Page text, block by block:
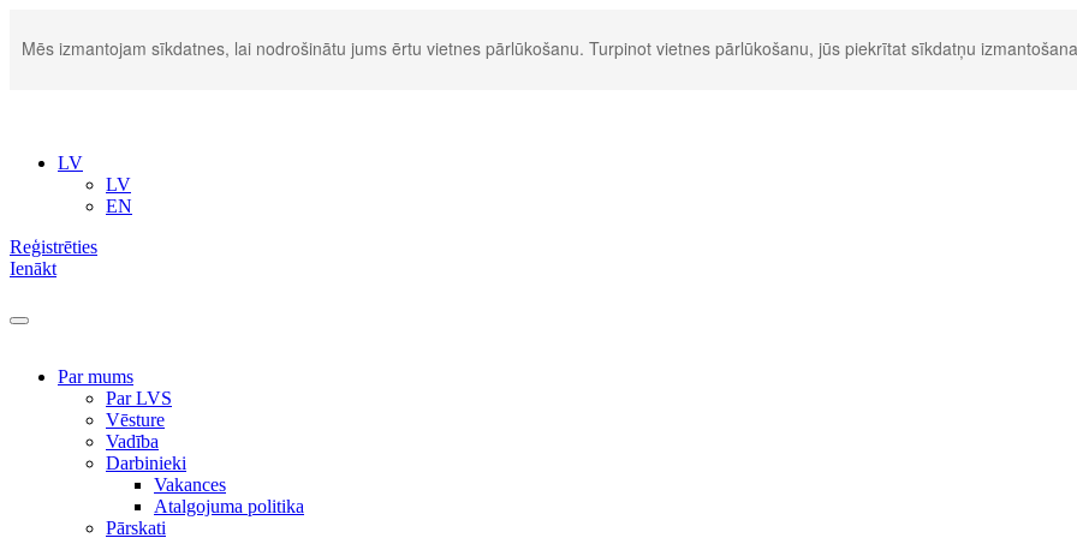
Mēs izmantojam sīkdatnes, lai nodrošinātu jums ērtu vietnes pārlūkošanu. Turpinot vietnes pārlūkošanu, jūs piekrītat sīkdatņu
LV
LV
EN
Reģistrēties
Ienākt
Par mums
Par LVS
Vēsture
Vadība
Darbinieki
Vakances
Atalgojuma politika
Pārskati